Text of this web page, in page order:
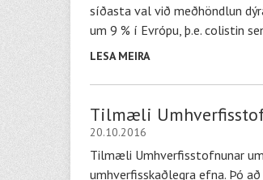
síðasta val við meðhöndlun
um 9 % í Evrópu, þ.e. colistin
LESA MEIRA
Tilmæli
20.10.2016
Tilmæli Umhverfisstofnunar
umhverfisskaðlegra efna. Þó